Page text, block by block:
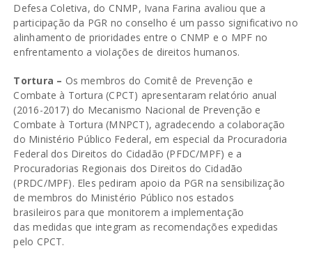
Defesa Coletiva, do CNMP, Ivana Farina avaliou que a
participação da PGR no conselho é um passo significativo no
alinhamento de prioridades entre o CNMP e o MPF no
enfrentamento a violações de direitos humanos.
Tortura – Os membros do Comitê de Prevenção e
Combate à Tortura (CPCT) apresentaram relatório anual
(2016-2017) do Mecanismo Nacional de Prevenção e
Combate à Tortura (MNPCT), agradecendo a colaboração
do Ministério Público Federal, em especial da Procuradoria
Federal dos Direitos do Cidadão (PFDC/MPF) e a
Procuradorias Regionais dos Direitos do Cidadão
(PRDC/MPF). Eles pediram apoio da PGR na sensibilização
de membros do Ministério Público nos estados
brasileiros para que monitorem a implementação
das medidas que integram as recomendações expedidas
pelo CPCT.